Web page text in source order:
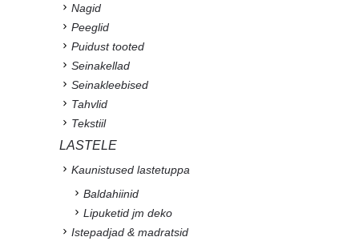
Nagid
Peeglid
Puidust tooted
Seinakellad
Seinakleebised
Tahvlid
Tekstiil
LASTELE
Kaunistused lastetuppa
Baldahiinid
Lipuketid jm deko
Istepadjad & madratsid